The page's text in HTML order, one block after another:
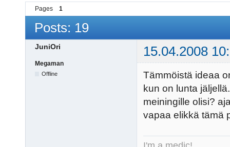
Pages 1
Posts: 19
JuniOri 15.04.2008
Megaman
Offline
Tämmöistä ideaa
kun on lunta
meiningille olisi?
vapaa elikkä tämä